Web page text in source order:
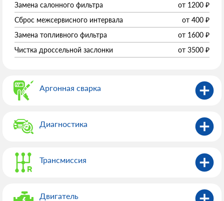
Замена салонного фильтра
от 1200 ₽
Сброс межсервисного интервала
от 400 ₽
Замена топливного фильтра
от 1600 ₽
Чистка дроссельной заслонки
от 3500 ₽
Аргонная сварка
Диагностика
Трансмиссия
Двигатель